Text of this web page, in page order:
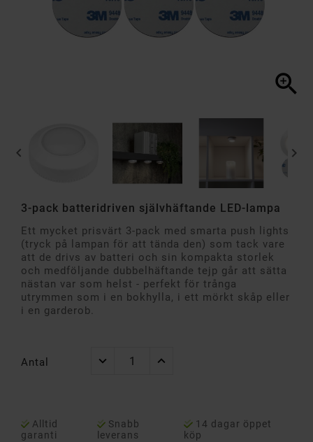

 
3-pack batteridriven självhäftande LED-lampa
Ett mycket prisvärt 3-pack med smarta push lights
(tryck på lampan för att tända den) som tack vare
att de drivs av batteri och sin kompakta storlek
och medföljande dubbelhäftande tejp går att sätta
nästan var som helst - perfekt för trånga
utrymmen som i en bokhylla, i ett mörkt skåp eller
i en garderob.
Antal
Alltid
garanti
Snabb
leverans
14 dagar öppet
köp